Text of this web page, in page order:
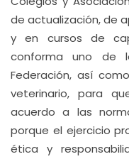
de actualización, de
y en cursos de
conforma uno de
Federación, así
veterinario, para
acuerdo a las
porque el ejercicio
ética y